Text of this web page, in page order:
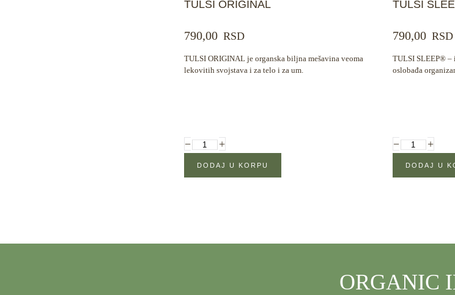
TULSI ORIGINAL
790,00 RSD
TULSI ORIGINAL je organska biljna mešavina veoma
lekovitih svojstava i za telo i za um.
− +
TULSI
790,00 RSD
TULSI SLEEP® –
oslobađa
− +
ORGANIC